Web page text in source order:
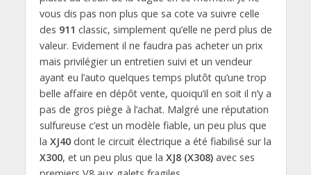
vous dis pas non plus que sa cote va suivre celle
des 911 classic, simplement qu’elle ne perd plus de
valeur. Evidement il ne faudra pas acheter un prix
mais privilégier un entretien suivi et un vendeur
ayant eu l’auto quelques temps plutôt qu’une trop
belle affaire en dépôt vente, quoiqu’il en soit il n’y a
pas de gros piège à l’achat. Malgré une réputation
sulfureuse c’est un modèle fiable, un peu plus que
la XJ40dont le circuit électrique a été fiabilisé sur la
X300, et un peu plus que la XJ8 (X308)avec ses